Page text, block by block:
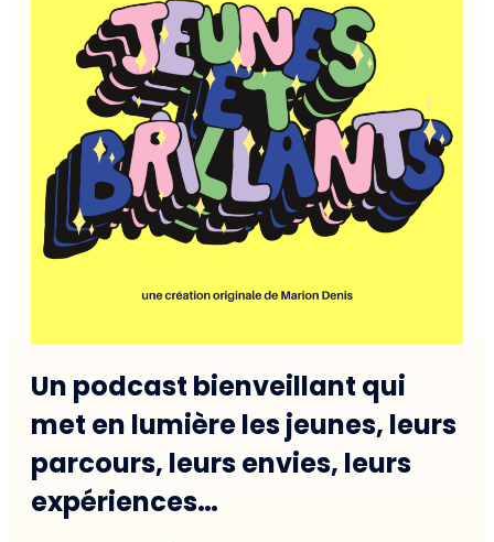
Un podcast bienveillant qui
met en lumière les jeunes, leurs
parcours, leurs envies, leurs
expériences…